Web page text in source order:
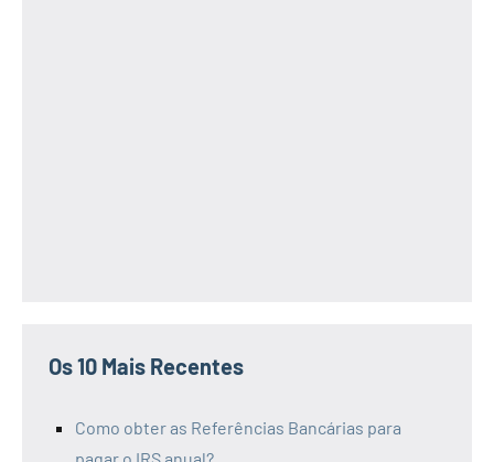
Os 10 Mais Recentes
Como obter as Referências Bancárias para